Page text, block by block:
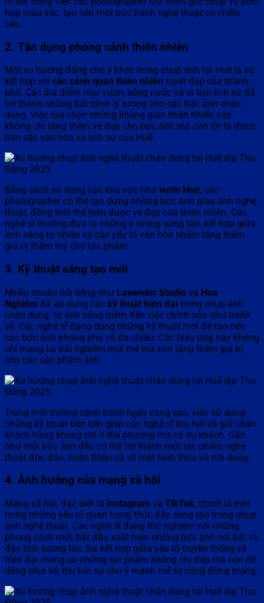
hợp màu sắc, tạo nên một bức tranh nghệ thuật có chiều
sâu.
2. Tận dụng phong cảnh thiên nhiên
Một xu hướng đáng chú ý khác trong chụp ảnh tại Huế là sự
kết hợp với các cảnh quan thiên nhiên tuyệt đẹp của thành
phố. Các địa điểm như vườn, sông nước và di tích lịch sử đã
trở thành những bối cảnh lý tưởng cho các bức ảnh chân
dung. Việc lựa chọn những không gian thiên nhiên này
không chỉ tăng thêm vẻ đẹp cho bức ảnh mà còn lột tả được
bản sắc văn hóa và lịch sử của Huế.
Bằng cách sử dụng các khu vực như vườn Huế, các
photographer có thể tạo dựng những bức ảnh giàu tính nghệ
thuật, đồng thời thể hiện được vẻ đẹp của thiên nhiên. Các
nghệ sĩ thường đưa ra những ý tưởng sáng tạo, kết hợp giữa
ánh sáng tự nhiên và các yếu tố văn hóa nhằm tăng thêm
giá trị thẩm mỹ cho tác phẩm.
3. Kỹ thuật sáng tạo mới
Nhiều studio nổi tiếng như Lavender Studio và Hoa
Nghiêm đã áp dụng các kỹ thuật hiện đại trong chụp ảnh
chân dung, từ ánh sáng mềm đến việc chỉnh sửa như tranh
vẽ. Các nghệ sĩ đang dùng những kỹ thuật mới để tạo nên
các bức ảnh phong phú và đa chiều. Các hiệu ứng này không
chỉ mang lại trải nghiệm mới mẻ mà còn tăng thêm giá trị
cho các sản phẩm ảnh.
Trong môi trường cạnh tranh ngày càng cao, việc sử dụng
những kỹ thuật tiên tiến giúp các nghệ sĩ thu hút và giữ chân
khách hàng không chỉ ở địa phương mà cả du khách. Gần
như mỗi bức ảnh đều có thể trở thành một tác phẩm nghệ
thuật độc đáo, hoàn thiện cả về mặt hình thức và nội dung.
4. Ảnh hưởng của mạng xã hội
Mạng xã hội, đặc biệt là Instagram và TikTok, chính là một
trong những yếu tố quan trọng thúc đẩy sáng tạo trong chụp
ảnh nghệ thuật. Các nghệ sĩ đang thử nghiệm với những
phong cách mới, bắt đầu xuất hiện những bức ảnh nổi bật và
đầy tính tương tác. Sự kết hợp giữa yếu tố truyền thống và
hiện đại mang lại những tác phẩm không chỉ đẹp mà còn dễ
dàng chia sẻ, thu hút sự chú ý mạnh mẽ từ cộng đồng mạng.